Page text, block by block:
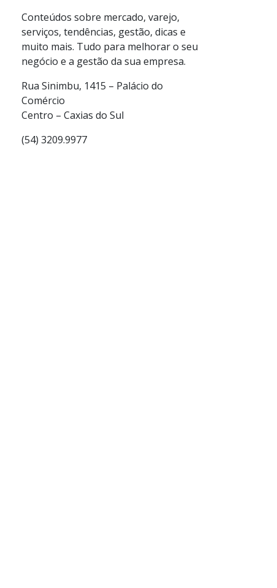
Conteúdos sobre mercado, varejo,
serviços, tendências, gestão, dicas e
muito mais. Tudo para melhorar o seu
negócio e a gestão da sua empresa.
Rua Sinimbu, 1415 – Palácio do
Comércio
Centro – Caxias do Sul
(54) 3209.9977